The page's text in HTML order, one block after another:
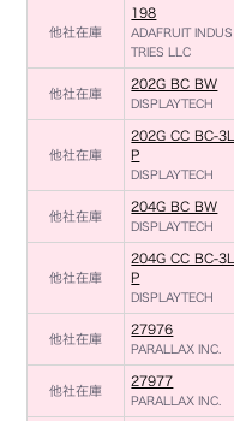
他社在庫
198
ADAFRUIT INDUS
TRIES LLC
他社在庫
202G BC BW
DISPLAYTECH
他社在庫
202G CC BC-3L
P
DISPLAYTECH
他社在庫
204G BC BW
DISPLAYTECH
他社在庫
204G CC BC-3L
P
DISPLAYTECH
他社在庫
27976
PARALLAX INC.
他社在庫
27977
PARALLAX INC.